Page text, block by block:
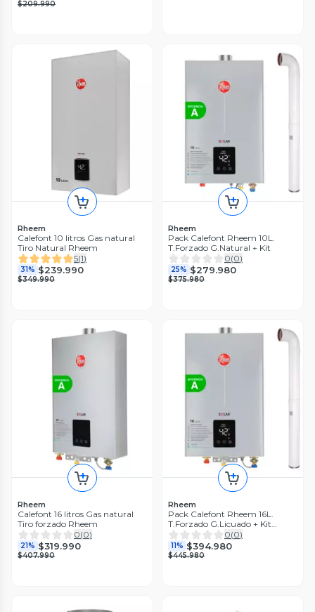
$209.990
Rheem
Calefont 10 litros Gas natural
Tiro Natural Rheem
5(1)
31% $239.990
$349.990
Rheem
Pack Calefont Rheem 10L.
T.Forzado G.Natural + Kit
0(0)
25% $279.980
$375.980
Rheem
Calefont 16 litros Gas natural
Tiro forzado Rheem
0(0)
21% $319.990
$407.990
Rheem
Pack Calefont Rheem 16L.
T.Forzado G.Licuado + Kit
Ductos
0(0)
11% $394.980
$445.980